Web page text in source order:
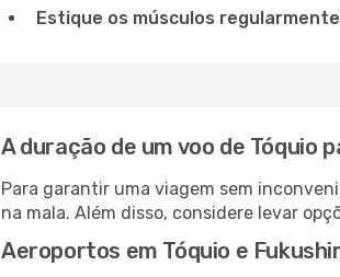
Estique os músculos regularmente
A duração de um voo de Tóquio
Para garantir uma viagem sem
na mala. Além disso, considere levar
Aeroportos em Tóquio e